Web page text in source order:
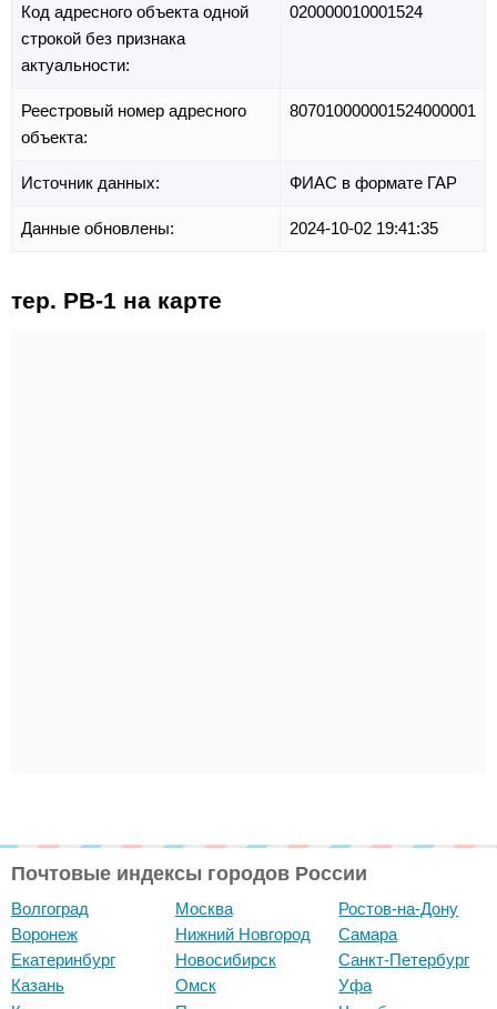
Код адресного объекта одной
строкой без признака
актуальности:
020000010001524
Реестровый номер адресного
объекта:
807010000001524000001
Источник данных: ФИАС в формате ГАР
Данные обновлены: 2024-10-02 19:41:35
тер. РВ-1 на карте
Почтовые индексы городов России
Волгоград
Воронеж
Екатеринбург
Казань
Москва
Нижний Новгород
Новосибирск
Омск
Ростов-на-Дону
Самара
Санкт-Петербург
Уфа